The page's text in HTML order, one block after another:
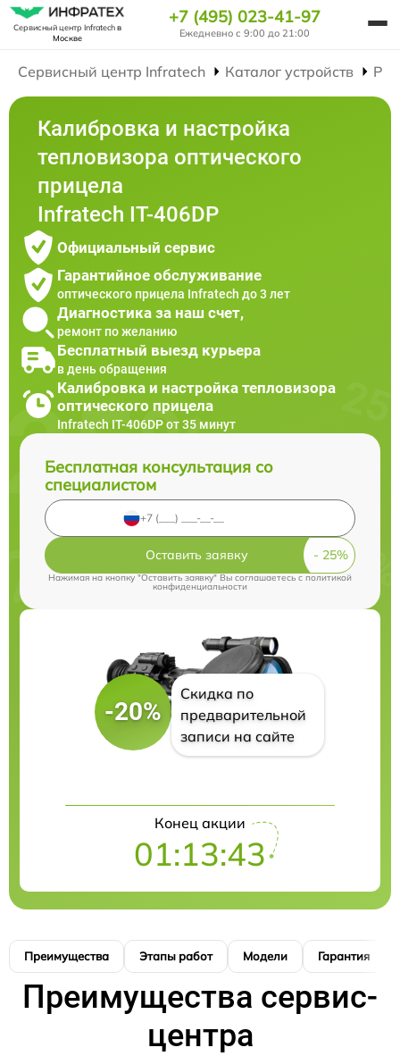
Сервисный центр Infratechв
Москве
+7 (495) 023-41-97
Ежедневно с 9:00 до 21:00
Сервисный центр Infratech Каталог устройств
Калибровка и настройка
тепловизора оптического
прицела
Infratech IT-406DP
Официальный сервис
Гарантийное обслуживание
оптического прицела Infratech до 3 лет
Диагностика за наш счет,
ремонт по желанию
Бесплатный выезд курьера
в день обращения
Калибровка и настройка тепловизора
оптического прицела
Infratech IT-406DP от 35 минут
Бесплатная консультация со
специалистом
Оставить заявку
Нажимая на кнопку "Оставить заявку" Вы соглашаетесь cполитикой
конфиденциальности
-20%
Скидка по
предварительной
записи на сайте
Конец акции
01:13:42
Преимущества Этапы работ Модели Гарантия
Преимущества сервис-
центра